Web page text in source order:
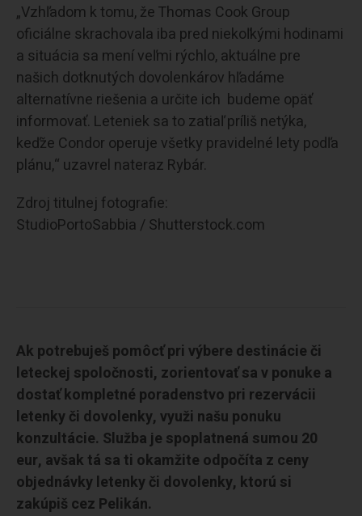
„Vzhľadom k tomu, že Thomas Cook Group
oficiálne skrachovala iba pred niekoľkými hodinami
a situácia sa mení veľmi rýchlo, aktuálne pre
našich dotknutých dovolenkárov hľadáme
alternatívne riešenia a určite ich budeme opäť
informovať. Leteniek sa to zatiaľ príliš netýka,
keďže Condor operuje všetky pravidelné lety podľa
plánu,“ uzavrel nateraz Rybár.
Zdroj titulnej fotografie:
StudioPortoSabbia / Shutterstock.com
Ak potrebuješ pomôcť pri výbere destinácie či
leteckej spoločnosti, zorientovať sa v ponuke a
dostať kompletné poradenstvo pri rezervácii
letenky či dovolenky, využi našu ponuku
konzultácie. Služba je spoplatnená sumou 20
eur, avšak tá sa ti okamžite odpočíta z ceny
objednávky letenky či dovolenky, ktorú si
zakúpiš cez Pelikán.